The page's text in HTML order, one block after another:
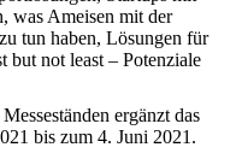
was Ameisen mit der
tun haben, Lösungen für
but not least – Potenziale
ergänzt das
bis zum 4. Juni 2021.